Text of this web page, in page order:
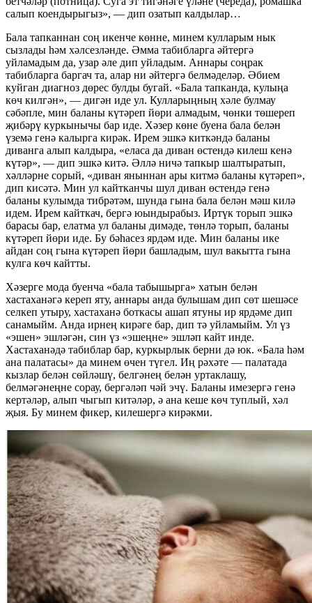
салып коендырыгыз», — дип озатып калдылар…
Бала тапканнан соң икенче көнне, минем кулларым нык
сызлады һәм хәлсезләнде. Әмма табибларга әйтергә
уйламадым да, узар әле дип уйладым. Аннары соңрак
табибларга баргач та, алар ни әйтергә белмәделәр. Әбием
куйган диагноз дөрес булды бугай. «Бала тапканда, кулыңа
көч килгән», — дигән иде ул. Кулларыңның хәле булмау
сәбәпле, мин баланы күтәреп йөри алмадым, чөнки төшереп
җибәрү куркынычы бар иде. Хәзер көне буена бала белән
үземә генә калырга кирәк. Ирем эшкә киткәндә баланы
диванга алып калдыра, «еласа да диван өстендә килеш кенә
күтәр», — дип эшкә китә. Әллә ничә тапкыр шалтыратып,
хәлләрне сорый, «диван яныннан ары китмә баланы күтәреп»,
дип кисәтә. Мин ул кайтканчы шул диван өстендә генә
баланы кулымда тибрәтәм, шунда гына бала белән мәш килә
идем. Ирем кайткач, бергә юындырабыз. Иртүк торып эшкә
барасы бар, елатма ул баланы димәде, төнлә торып, баланы
күтәреп йөри иде. Бу бәһасез ярдәм иде. Мин баланы ике
айдан соң гына күтәреп йөри башладым, шул вакытта гына
кулга көч кайтты.
Хәзерге мода буенча «бала табышырга» хатын белән
хастаханәгә кереп яту, аннары анда булышам дип сөт шешәсе
селкеп утыру, хастаханә боткасы ашап ятуны ир ярдәме дип
санамыйм. Анда ирнең кирәге бар, дип тә уйламыйм. Ул үз
«эшен» эшләгән, син үз «эшеңне» эшләп кайт инде.
Хастаханәдә табиблар бар, куркырлык берни дә юк. «Бала һәм
ана палатасы» да минем өчен түгел. Иң рәхәте — палатада
кызлар белән сөйләшү, белгәнең белән уртаклашу,
белмәгәнеңне сорау, бергәләп чәй эчү. Баланы имезергә генә
кертәләр, алып чыгып китәләр, ә ана кеше көч туплый, хәл
җыя. Бу минем фикер, килешергә кирәкми.